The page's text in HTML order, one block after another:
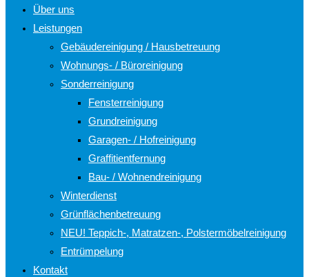
Über uns
Leistungen
Gebäudereinigung / Hausbetreuung
Wohnungs- / Büroreinigung
Sonderreinigung
Fensterreinigung
Grundreinigung
Garagen- / Hofreinigung
Graffitientfernung
Bau- / Wohnendreinigung
Winterdienst
Grünflächenbetreuung
NEU! Teppich-, Matratzen-, Polstermöbelreinigung
Entrümpelung
Kontakt